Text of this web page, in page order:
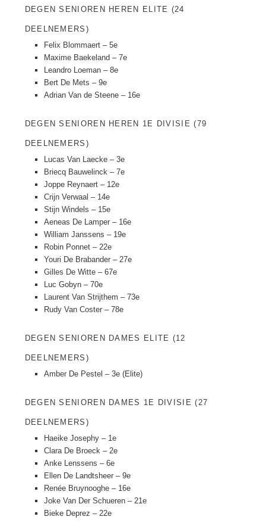
DEGEN SENIOREN HEREN ELITE (24
DEELNEMERS)
Felix Blommaert – 5e
Maxime Baekeland – 7e
Leandro Loeman – 8e
Bert De Mets – 9e
Adrian Van de Steene – 16e
DEGEN SENIOREN HEREN 1E DIVISIE (79
DEELNEMERS)
Lucas Van Laecke – 3e
Briecq Bauwelinck – 7e
Joppe Reynaert – 12e
Crijn Verwaal – 14e
Stijn Windels – 15e
Aeneas De Lamper – 16e
William Janssens – 19e
Robin Ponnet – 22e
Youri De Brabander – 27e
Gilles De Witte – 67e
Luc Gobyn – 70e
Laurent Van Strijthem – 73e
Rudy Van Coster – 78e
DEGEN SENIOREN DAMES ELITE (12
DEELNEMERS)
Amber De Pestel – 3e (Elite)
DEGEN SENIOREN DAMES 1E DIVISIE (27
DEELNEMERS)
Haeike Josephy – 1e
Clara De Broeck – 2e
Anke Lenssens – 6e
Ellen De Landtsheer – 9e
Renée Bruynooghe – 16e
Joke Van Der Schueren – 21e
Bieke Deprez – 22e